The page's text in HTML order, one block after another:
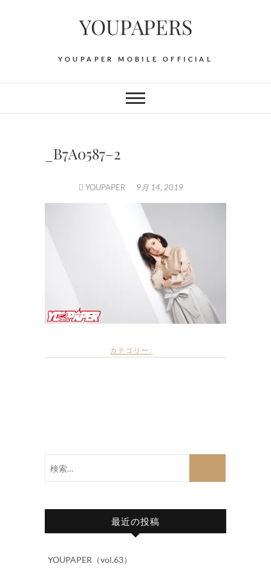
YOUPAPERS
YOUPAPER MOBILE OFFICIAL
_B7A0587–2
YOUPAPER 9月 14, 2019
カテゴリー:
最近の投稿
YOUPAPER（vol.63）